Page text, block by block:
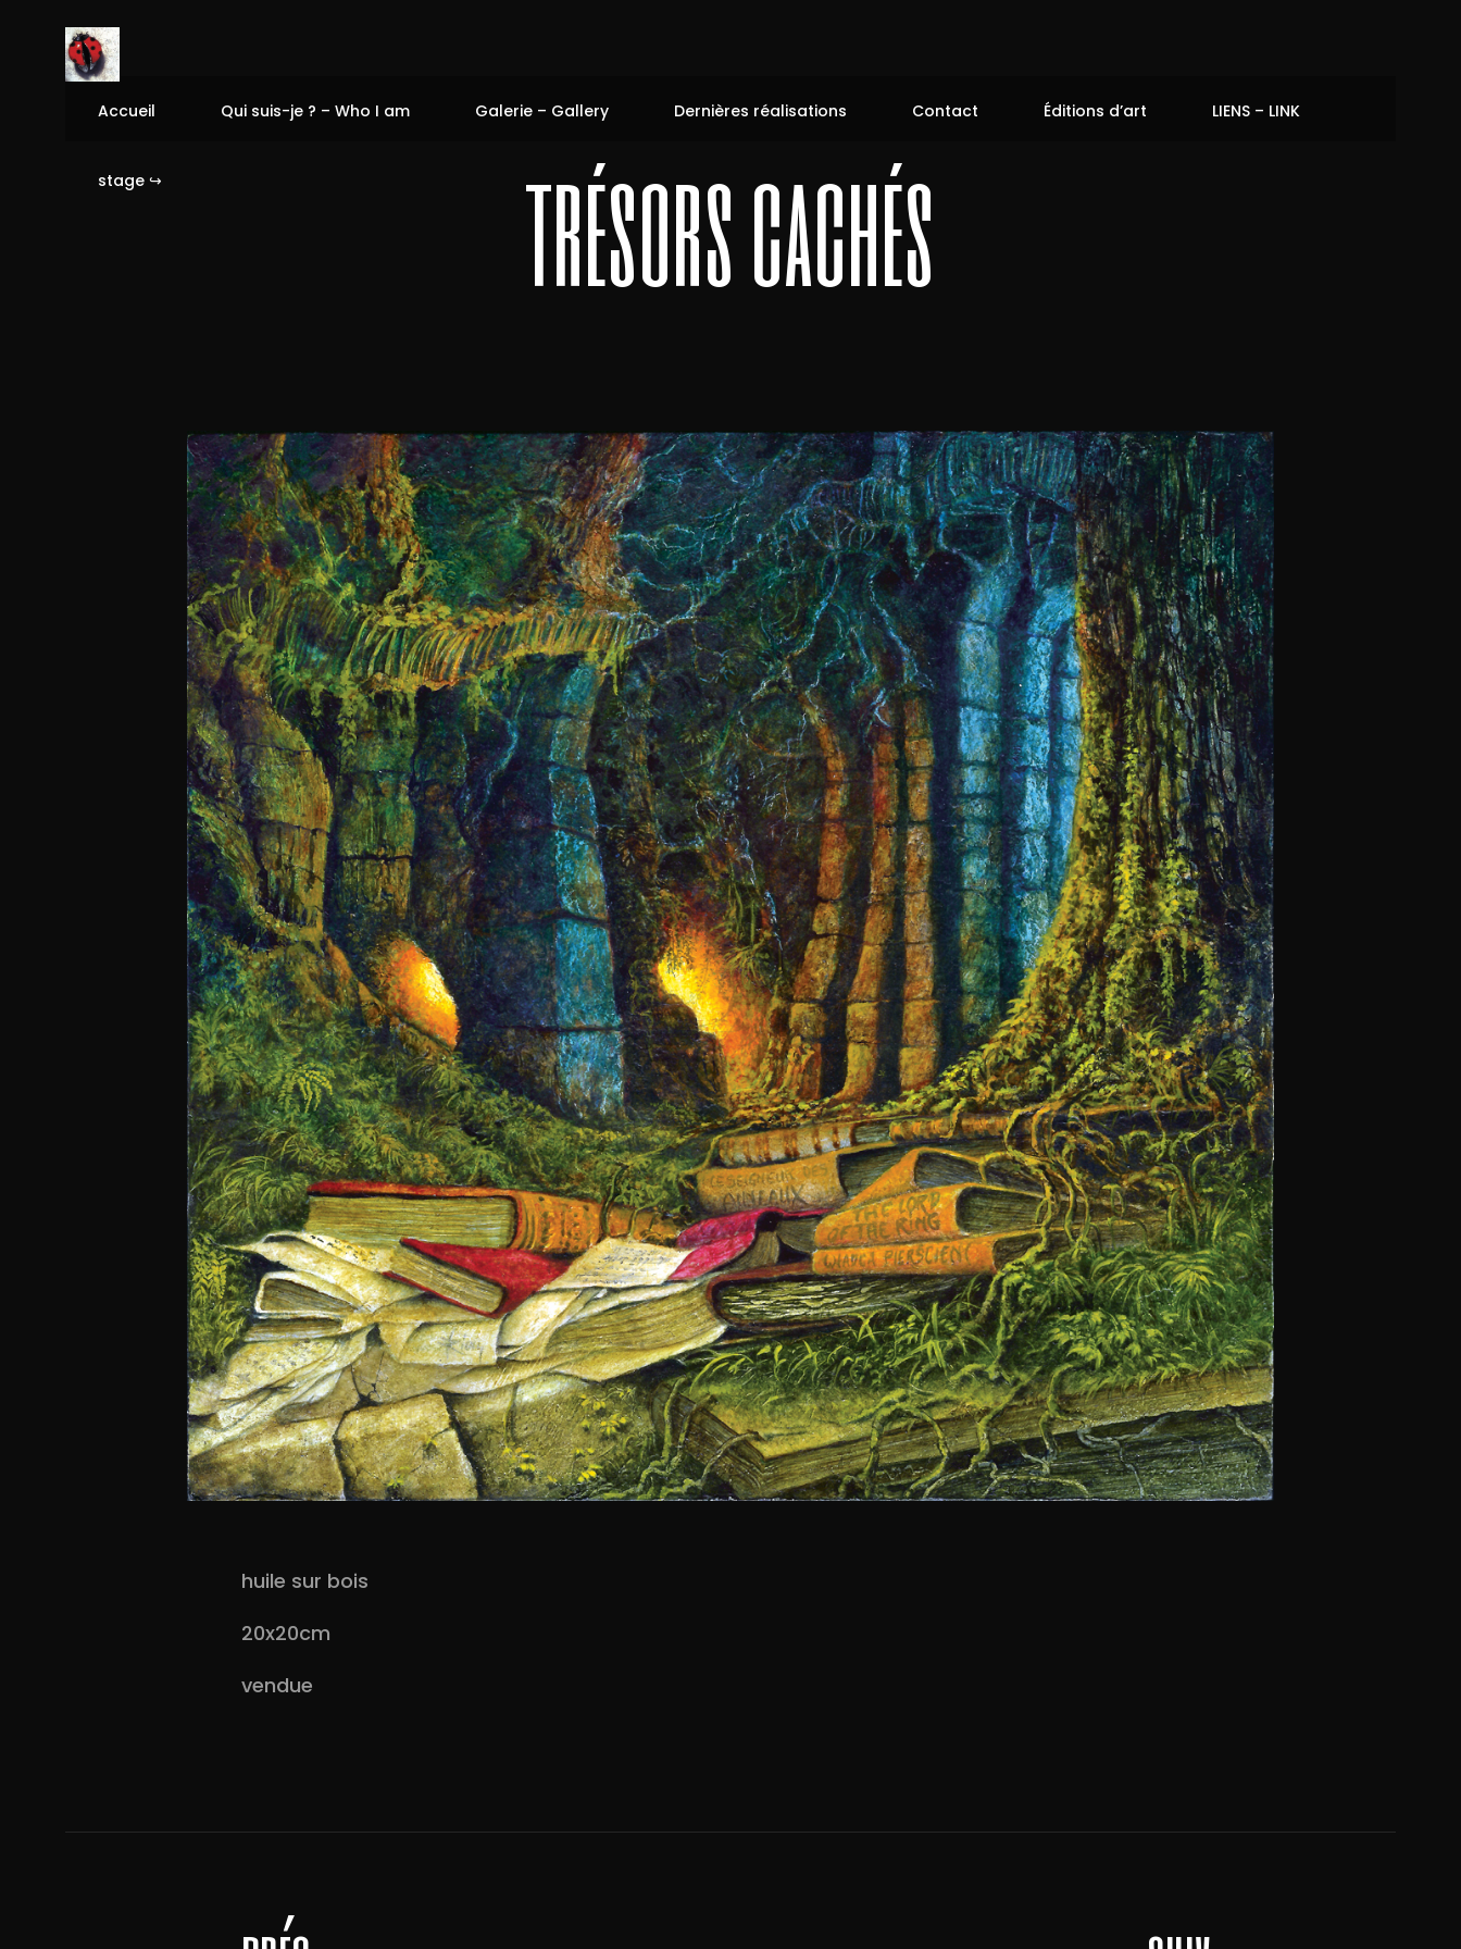
Accueil Qui suis-je ? – Who I am Galerie – Gallery Dernières réalisations Contact Éditions d’art LIENS – LINK
stage ↪ trésors cachés
huile sur bois
20x20cm
vendue